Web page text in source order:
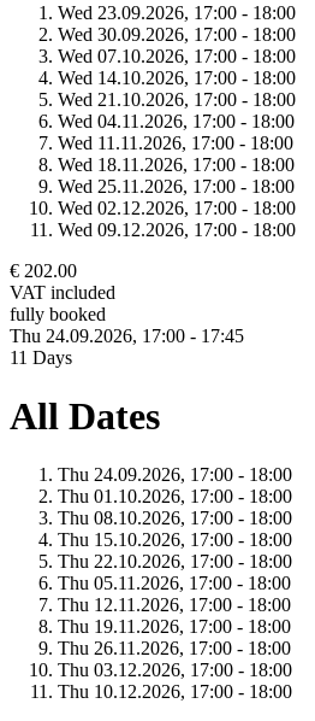
Wed 23.09.2026, 17:00 - 18:00
Wed 30.09.2026, 17:00 - 18:00
Wed 07.10.2026, 17:00 - 18:00
Wed 14.10.2026, 17:00 - 18:00
Wed 21.10.2026, 17:00 - 18:00
Wed 04.11.2026, 17:00 - 18:00
Wed 11.11.2026, 17:00 - 18:00
Wed 18.11.2026, 17:00 - 18:00
Wed 25.11.2026, 17:00 - 18:00
Wed 02.12.2026, 17:00 - 18:00
Wed 09.12.2026, 17:00 - 18:00
€ 202.00
VAT included
fully booked
Thu 24.09.2026, 17:00 - 17:45
11 Days
All Dates
Thu 24.09.2026, 17:00 - 18:00
Thu 01.10.2026, 17:00 - 18:00
Thu 08.10.2026, 17:00 - 18:00
Thu 15.10.2026, 17:00 - 18:00
Thu 22.10.2026, 17:00 - 18:00
Thu 05.11.2026, 17:00 - 18:00
Thu 12.11.2026, 17:00 - 18:00
Thu 19.11.2026, 17:00 - 18:00
Thu 26.11.2026, 17:00 - 18:00
Thu 03.12.2026, 17:00 - 18:00
Thu 10.12.2026, 17:00 - 18:00